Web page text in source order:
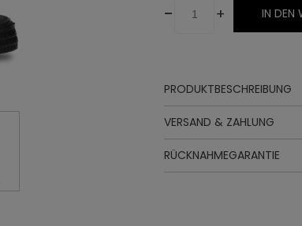
- + IN DEN
PRODUKTBESCHREIBUNG
Futter
VERSAND & ZAHLUNG
RÜCKNAHMEGARANTIE